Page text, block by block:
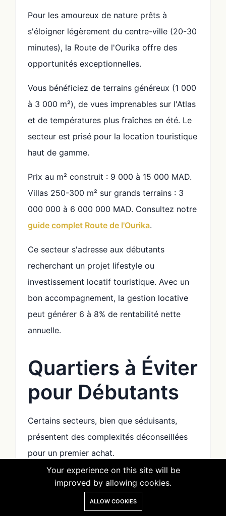
Pour les amoureux de nature prêts à
s'éloigner légèrement du centre-ville (20-30
minutes), la Route de l'Ourika offre des
opportunités exceptionnelles.
Vous bénéficiez de terrains généreux (1 000
à 3 000 m²), de vues imprenables sur l'Atlas
et de températures plus fraîches en été. Le
secteur est prisé pour la location touristique
haut de gamme.
Prix au m² construit : 9 000 à 15 000 MAD.
Villas 250-300 m² sur grands terrains : 3
000 000 à 6 000 000 MAD. Consultez notre
guide complet Route de l'Ourika.
Ce secteur s'adresse aux débutants
recherchant un projet lifestyle ou
investissement locatif touristique. Avec un
bon accompagnement, la gestion locative
peut générer 6 à 8% de rentabilité nette
annuelle.
Quartiers à Éviter
pour Débutants
Certains secteurs, bien que séduisants,
présentent des complexités déconseillées
pour un premier achat.
La Médina :
Les riads traditionnels sont
magnifiques mais complexes juridiquement.
Les titres fonciers peuvent être imprécis, les
Your experience on this site will be
improved by allowing cookies.
ALLOW COOKIES